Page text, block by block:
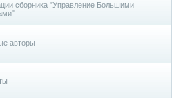
сборника "Управление Большими
авторы